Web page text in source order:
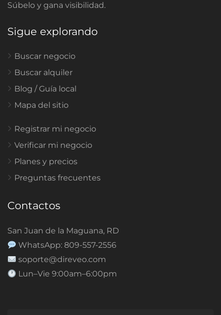
Súbelo y gana visibilidad.
Sigue explorando
Buscar negocio
Buscar alquiler
Blog / Guía local
Mapa del sitio
Registrar mi negocio
Verificar mi negocio
Planes y precios
Preguntas frecuentes
Contactos
San Juan de la Maguana, RD
WhatsApp: 809-557-2556
soporte@direveo.com
Lun–Vie 9:00am–6:00pm